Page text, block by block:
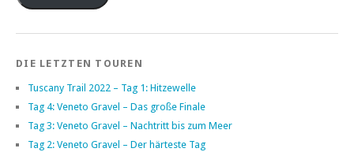
DIE LETZTEN TOUREN
Tuscany Trail 2022 – Tag 1: Hitzewelle
Tag 4: Veneto Gravel – Das große Finale
Tag 3: Veneto Gravel – Nachtritt bis zum Meer
Tag 2: Veneto Gravel – Der härteste Tag